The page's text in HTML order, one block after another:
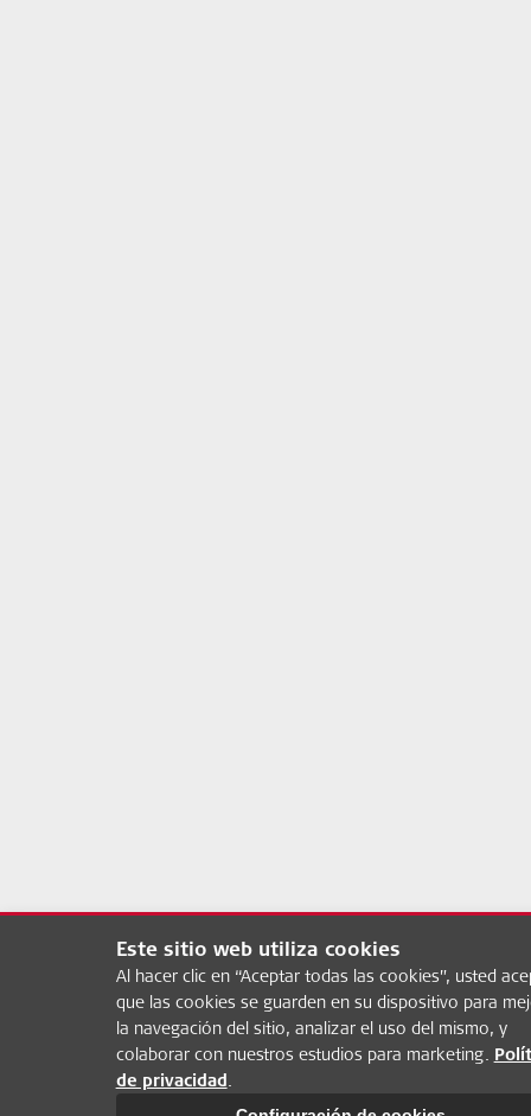
Este sitio web utiliza cookies
Al hacer clic en “Aceptar todas las cookies”, usted
que las cookies se guarden en su dispositivo para
la navegación del sitio, analizar el uso del mismo, y
colaborar con nuestros estudios para marketing.
de privacidad.